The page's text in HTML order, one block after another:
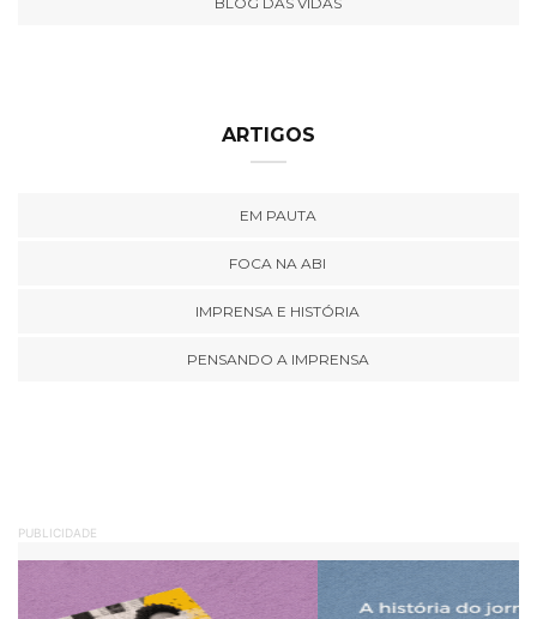
ARTIGOS
EM PAUTA
FOCA NA ABI
IMPRENSA E HISTÓRIA
PENSANDO A IMPRENSA
PUBLICIDADE